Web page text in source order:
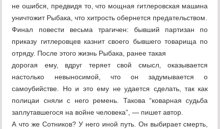
не ошибся, предвидя то, что мощная гитлеровская машина
уничтожит Рыбака, что хитрость обернется предательством.
Финал повести весьма трагичен: бывший партизан по
приказу гитлеровцев казнит своего бывшего товарища по
отряду. После этого жизнь Рыбака, ранее такая
дорогая ему, вдруг теряет свой смысл, оказывается
настолько невыносимой, что он задумывается о
самоубийстве. Но и это ему не удается сделать, так как
полицаи сняли с него ремень. Такова “коварная судьба
заплутавшегося на войне человека”, — пишет автор.
А что же Сотников? У него иной путь. Он выбирает смерть,